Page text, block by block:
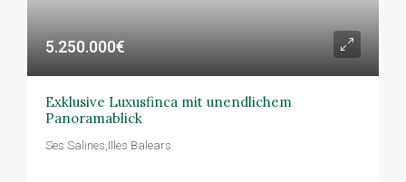
5.250.000€
Exklusive Luxusfinca mit unendlichem
Panoramablick
Ses Salines,Illes Balears